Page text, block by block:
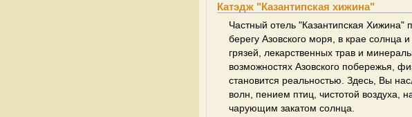
Катэдж "Казантипская хижина"
Частный отель "Казантипская Хижина"
берегу Азовского моря, в крае солнца
грязей, лекарственных трав и
возможностях Азовского побережья,
становится реальностью. Здесь, Вы
волн, пением птиц, чистотой воздуха,
чарующим закатом солнца.